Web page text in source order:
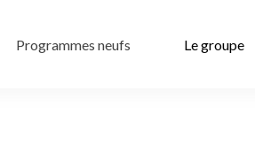
Programmes neufs Le groupe